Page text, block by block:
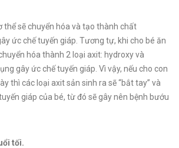
thể sẽ chuyển hóa và tạo thành chất
ức chế tuyến giáp. Tương tự, khi cho bé ăn
hóa thành 2 loại axit: hydroxy và
gây ức chế tuyến giáp. Vì vậy, nếu cho con
thì các loại axit sản sinh ra sẽ “bắt tay” và
giáp của bé, từ đó sẽ gây nên bệnh bướu
tối.